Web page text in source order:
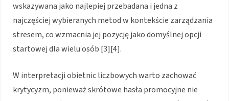
wskazywana jako najlepiej przebadana i jedna z
najczęściej wybieranych metod w kontekście zarządzania
stresem, co wzmacnia jej pozycję jako domyślnej opcji
startowej dla wielu osób [3][4].
W interpretacji obietnic liczbowych warto zachować
krytycyzm, ponieważ skrótowe hasła promocyjne nie